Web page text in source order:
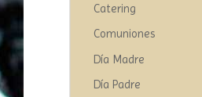
Catering
Comuniones
Día Madre
Día Padre